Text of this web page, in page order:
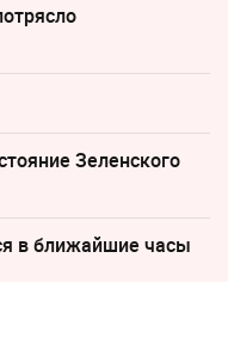
Зеленского
в ближайшие часы